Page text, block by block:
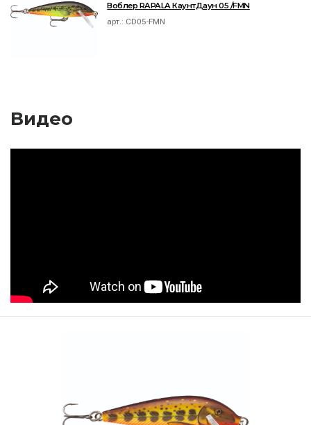
Воблер RAPALA КаунтДаун 05 /FMN
арт.: CD05-FMN
Видео